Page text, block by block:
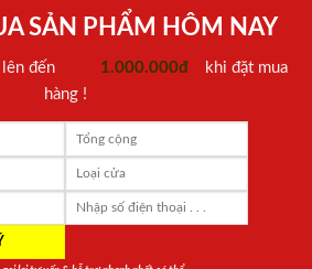
SẢN PHẨM HÔM NAY
đến 1.000.000đ
khi đặt mua
hàng !